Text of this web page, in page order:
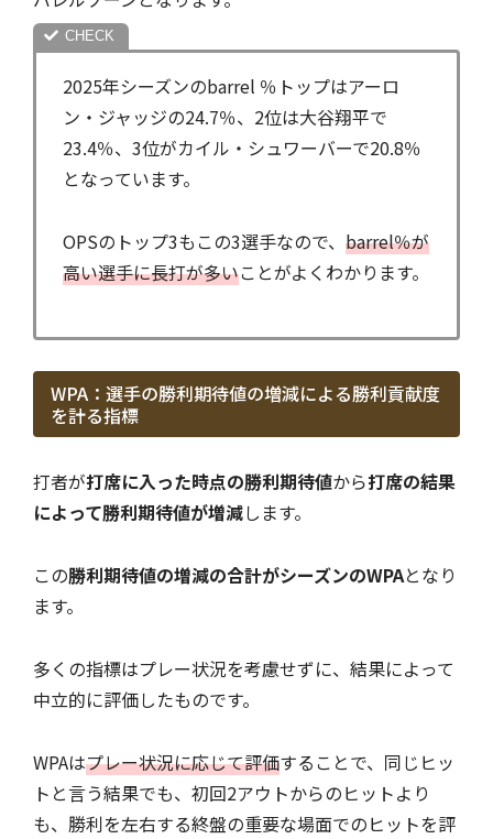
2025年シーズンのbarrel ％トップはアーロ
ン・ジャッジの24.7％、2位は大谷翔平で
23.4％、3位がカイル・シュワーバーで20.8％
となっています。
OPSのトップ3もこの3選手なので、 barrel％が
高い選手に長打が多いことがよくわかります。
WPA：選手の勝利期待値の増減による勝利貢献度
を計る指標
打者が打席に入った時点の勝利期待値から打席の結果
によって勝利期待値が増減します。
この勝利期待値の増減の合計がシーズンのWPAとなり
ます。
多くの指標はプレー状況を考慮せずに、結果によって
中立的に評価したものです。
WPAはプレー状況に応じて評価することで、同じヒッ
トと言う結果でも、初回2アウトからのヒットより
も、勝利を左右する終盤の重要な場面でのヒットを評